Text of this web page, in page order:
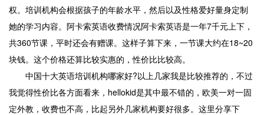
权。培训机构会根据孩子的年龄水平，然后以及性格爱好量身定制
她的学习内容。阿卡索英语收费情况阿卡索英语是一年7千元上下，
共360节课，平时还会有赠课。这样子算下来，一节课大约在18~20
块钱。这个价格还算比较实惠的，性价比比较高。
中国十大英语培训机构哪家好?以上几家我是比较推荐的，不过
我觉得性价比各方面看来，hellokid是其中最不错的，欧美一对一固
定外教，收费也不高，比起另外几家机构要好很多。这里分享下